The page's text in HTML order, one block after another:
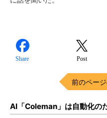
Share Post
前のペー
AI「Coleman」は自動化の